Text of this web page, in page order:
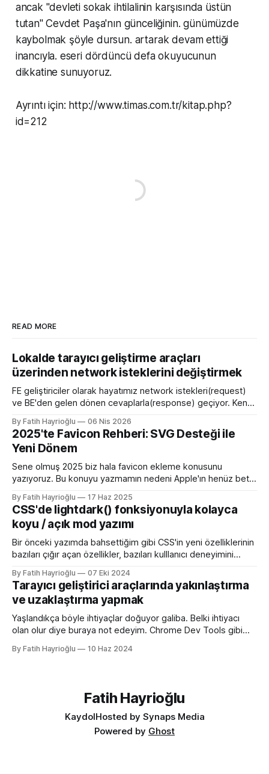
ancak ''devleti sokak ihtilalinin karşısında üstün
tutan'' Cevdet Paşa'nın günceliğinin. günümüzde
kaybolmak şöyle dursun. artarak devam ettiği
inancıyla. eseri dördüncü defa okuyucunun
dikkatine sunuyoruz.
Ayrıntı için: http://www.timas.com.tr/kitap.php?
id=212
READ MORE
Lokalde tarayıcı geliştirme araçları
üzerinden network isteklerini değiştirmek
FE geliştiriciler olarak hayatımız network istekleri(request)
ve BE'den gelen dönen cevaplarla(response) geçiyor. Kendi
olduğunda mock server kurmak veya çeşitli kütüphanelerle
bu işi yapıyordum. Mock işini tarayıcı üzerinden yapmaya
başlayalı çok rahatladım. Süper kolaylık sağlayan bir özellik.
Genel kullanım alanları * BE
By Fatih Hayrioğlu 06 Nis 2026
2025'te Favicon Rehberi: SVG Desteği ile
Yeni Dönem
Sene olmuş 2025 biz hala favicon ekleme konusunu
yazıyoruz. Bu konuyu yazmamın nedeni Apple'ın henüz beta
oluşu. Bu vesileyle bilgileri tazelemekte fayda var. favicon,
web sitelerinin tarayıcının sayfa, sekme ve yerimi kısmında
gösterilen küçük simgelerdir. Aslında favori ikon dosyaları
By Fatih Hayrioğlu 17 Haz 2025
CSS'de lightdark() fonksiyonuyla kolayca
koyu / açık mod yazımı
Bir önceki yazımda bahsettiğim gibi CSS'in yeni özelliklerinin
bazıları çığır açan özellikler, bazıları kulllanıcı deneyimini
fonksiyonu gibi yazım kolaylığı sağlayan özellikler. lightdark()
fonksiyonu mevcut uyumlu web yazımındaki büyük sorun
olan aşağıdaki kullanımı daha anlaşılır ve düzenli hale
getirmeye yarıyor. :root { color-scheme:
By Fatih Hayrioğlu 07 Eki 2024
Tarayıcı geliştirici araçlarında yakınlaştırma
ve uzaklaştırma yapmak
Yaşlandıkça böyle ihtiyaçlar doğuyor galiba. Belki ihtiyacı
olan olur diye buraya not edeyim. Chrome Dev Tools gibi
küçük mesela :) Yazı boyutlarını büyütmek için Cmd + + and
By Fatih Hayrioğlu 10 Haz 2024
Fatih Hayrioğlu
KaydolHosted by Synaps Media
Powered by Ghost